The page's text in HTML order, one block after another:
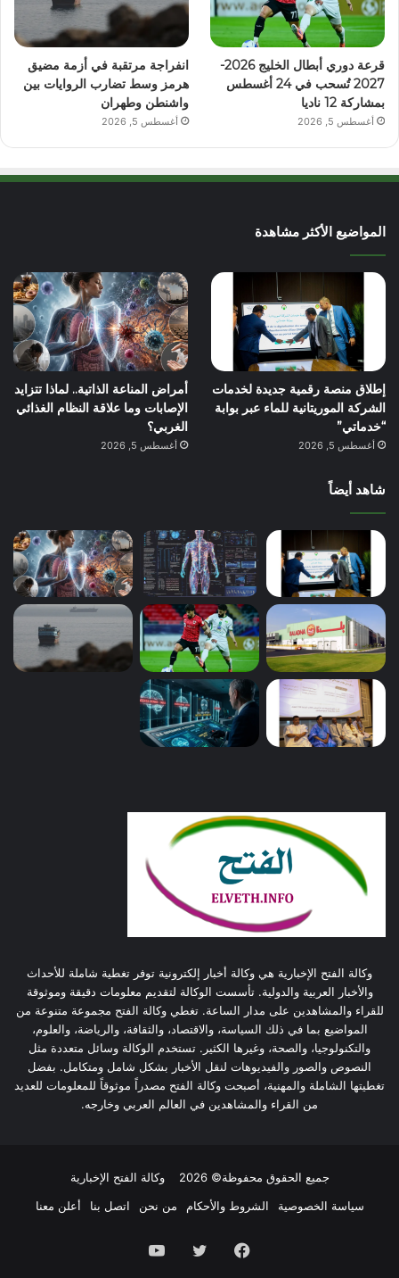
قرعة دوري أبطال الخليج 2026-
2027 تُسحب في 24 أغسطس
بمشاركة 12 ناديا
أغسطس 5, 2026
انفراجة مرتقبة في أزمة مضيق
هرمز وسط تضارب الروايات بين
واشنطن وطهران
أغسطس 5, 2026
المواضيع الأكثر مشاهدة
إطلاق منصة رقمية جديدة لخدمات
الشركة الموريتانية للماء عبر بوابة
“خدماتي”
أغسطس 5, 2026
أمراض المناعة الذاتية.. لماذا تتزايد
الإصابات وما علاقة النظام الغذائي
الغربي؟
أغسطس 5, 2026
شاهد أيضاً
وكالة الفتح الإخبارية هي وكالة أخبار إلكترونية توفر تغطية شاملة للأحداث
والأخبار العربية والدولية. تأسست الوكالة لتقديم معلومات دقيقة وموثوقة
للقراء والمشاهدين على مدار الساعة. تغطي وكالة الفتح مجموعة متنوعة من
المواضيع بما في ذلك السياسة، والاقتصاد، والثقافة، والرياضة، والعلوم،
والتكنولوجيا، والصحة، وغيرها الكثير. تستخدم الوكالة وسائل متعددة مثل
النصوص والصور والفيديوهات لنقل الأخبار بشكل شامل ومتكامل. بفضل
تغطيتها الشاملة والمهنية، أصبحت وكالة الفتح مصدراً موثوقاً للمعلومات للعديد
من القراء والمشاهدين في العالم العربي وخارجه.
جميع الحقوق محفوظة© 2026
وكالة الفتح الإخبارية
سياسة الخصوصية
الشروط والأحكام من نحن اتصل بنا أعلن معنا
فيسبوك تويتر يوتيوب